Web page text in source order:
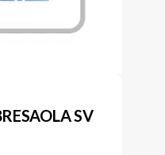
SV